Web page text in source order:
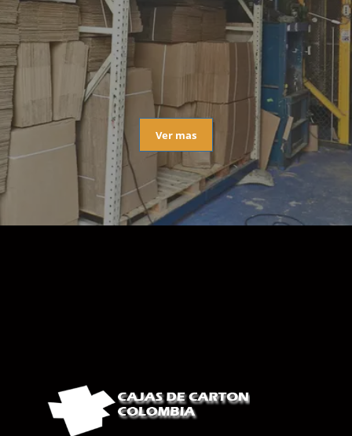
Ver mas